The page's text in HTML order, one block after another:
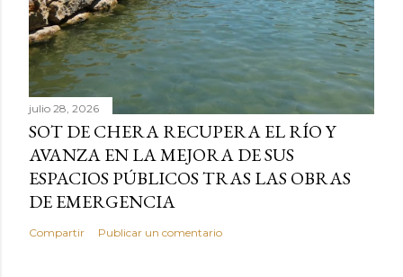
julio 28, 2026
SOT DE CHERA RECUPERA EL RÍO Y
AVANZA EN LA MEJORA DE SUS
ESPACIOS PÚBLICOS TRAS LAS OBRAS
DE EMERGENCIA
Compartir Publicar un comentario